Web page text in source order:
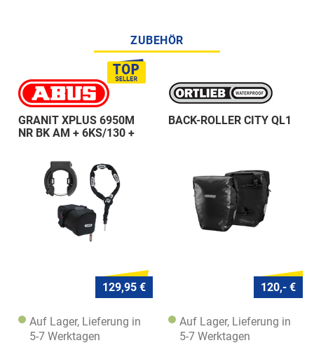
ZUBEHÖR
GRANIT XPLUS 6950M
NR BK AM + 6KS/130 +
129,95 €
Auf Lager, Lieferung in
5-7 Werktagen
BACK-ROLLER CITY QL1
120,- €
Auf Lager, Lieferung in
5-7 Werktagen